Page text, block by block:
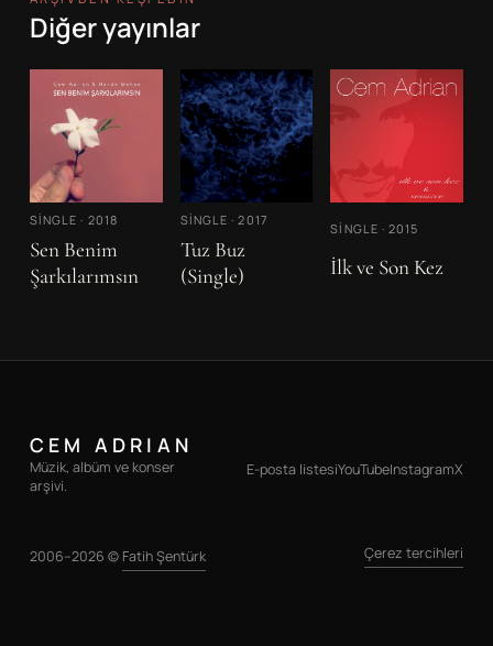
Diğer yayınlar
SINGLE · 2018
Sen Benim
Şarkılarımsın
SINGLE ·2017
Tuz Buz
(Single)
SINGLE ·2015
İlk ve Son Kez
CEM ADRIAN
Müzik, albüm ve konser
arşivi.
E-posta listesiYouTubeInstagramX
2006–2026 © Fatih Şentürk Çerez tercihleri